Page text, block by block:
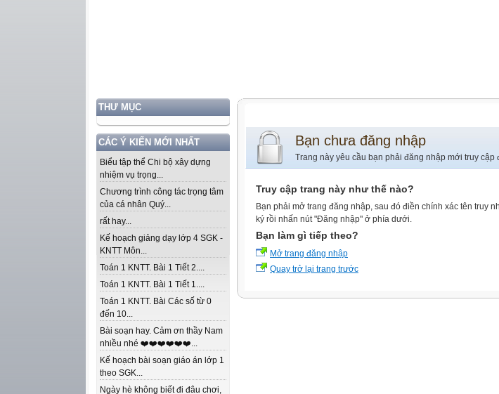
THƯ MỤC
CÁC Ý KIẾN MỚI NHẤT
Biểu tập thể Chi bộ xây dựng
nhiệm vụ trọng...
Chương trình công tác trọng tâm
của cá nhân Quý...
rất hay...
Kế hoạch giảng dạy lớp 4 SGK -
KNTT Môn...
Toán 1 KNTT. Bài 1 Tiết 2....
Toán 1 KNTT. Bài 1 Tiết 1....
Toán 1 KNTT. Bài Các số từ 0
đến 10...
Bài soạn hay. Cảm ơn thầy Nam
nhiều nhé ❤️❤️❤️❤️❤️❤️...
Kế hoạch bài soạn giáo án lớp 1
theo SGK...
Ngày hè không biết đi đâu chơi,
Bạn chưa đăng nhập
Trang này yêu cầu bạn phải đăng nhập mới truy cập
Truy cập trang này như thế nào?
Bạn phải mở trang đăng nhập, sau đó điền chính xác tên truy
ký rồi nhấn nút "Đăng nhập" ở phía dưới.
Bạn làm gì tiếp theo?
Mở trang đăng nhập
Quay trở lại trang trước